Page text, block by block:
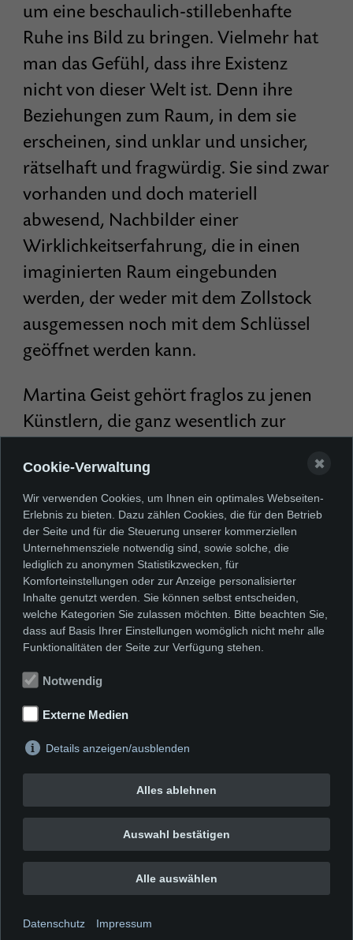
um eine beschaulich-stillebenhafte
Ruhe ins Bild zu bringen. Vielmehr hat
man das Gefühl, dass ihre Existenz
nicht von dieser Welt ist. Denn ihre
Beziehungen zum Raum, in dem sie
erscheinen, sind unklar und unsicher,
rätselhaft und fragwürdig. Sie sind zwar
vorhanden und doch materiell
abwesend, Nachbilder einer
Wirklichkeitserfahrung, die in einen
imaginierten Raum eingebunden
werden, der weder mit dem Zollstock
ausgemessen noch mit dem Schlüssel
geöffnet werden kann.
Martina Geist gehört fraglos zu jenen
Künstlern, die ganz wesentlich zur
deutschen Holzschnittes beigetragen
haben. Dass auch die farbig „gefassten“
Druckstöcke als eigenständige
Kunstwerke von ihr erlebt und nicht
gehängt, sondern objekthaft an die
Wand gelehnt werden, belegt um ein
weiteres – wie auch diese von ihr
persönlich gehängte Ausstellung – ihre
außerordentliche Sensibilität für das
Zusammenspiel von Fläche und Raum.
Impressum
Cookie-Verwaltung
Wir verwenden Cookies, um Ihnen ein optimales Webseiten-
Erlebnis zu bieten. Dazu zählen Cookies, die für den Betrieb
der Seite und für die Steuerung unserer kommerziellen
Unternehmensziele notwendig sind, sowie solche, die
lediglich zu anonymen Statistikzwecken, für
Komforteinstellungen oder zur Anzeige personalisierter
Inhalte genutzt werden. Sie können selbst entscheiden,
welche Kategorien Sie zulassen möchten. Bitte beachten Sie,
dass auf Basis Ihrer Einstellungen womöglich nicht mehr alle
Funktionalitäten der Seite zur Verfügung stehen.
Notwendig
Externe Medien
Details anzeigen/ausblenden
Alles ablehnen
Auswahl bestätigen
Alle auswählen
Datenschutz Impressum
✖